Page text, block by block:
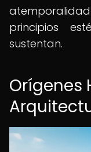
principios
sustentan.
Orígenes